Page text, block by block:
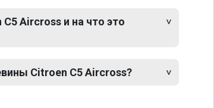
Aircross и на что это
Citroen C5 Aircross?